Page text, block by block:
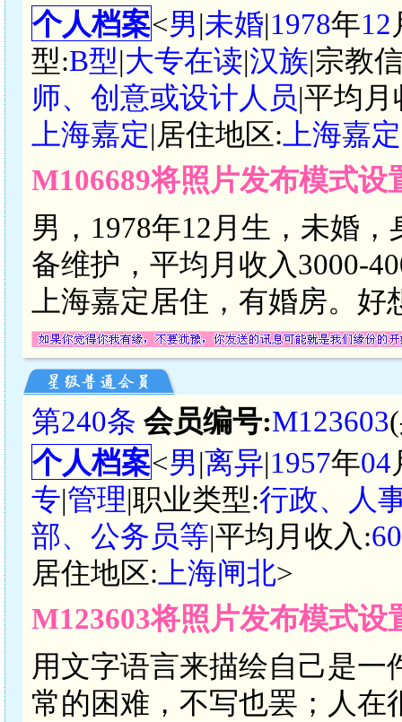
个人档案<男|未婚|1978年12
型:B型|大专在读|汉族|宗教
师、创意或设计人员|平均月
上海嘉定|居住地区: 上海嘉定
M106689将照片发布模式
男，1978年12月生，未婚
备维护，平均月收入3000-
上海嘉定居住，有婚房。
第240条 会员编号:M123603
个人档案<男|离异|1957年04
专|管理|职业类型:行政、人
部、公务员等|平均月收入:
居住地区: 上海闸北>
M123603将照片发布模式
用文字语言来描绘自己是
常的困难，不写也罢；人在